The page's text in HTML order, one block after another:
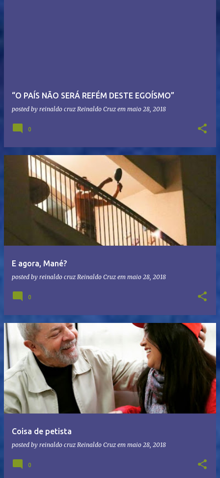
“O PAÍS NÃO SERÁ REFÉM DESTE EGOÍSMO”
posted by reinaldo cruz Reinaldo Cruz em maio 28, 2018
0
E agora, Mané?
posted by reinaldo cruz Reinaldo Cruz em maio 28, 2018
0
Coisa de petista
posted by reinaldo cruz Reinaldo Cruz em maio 28, 2018
0